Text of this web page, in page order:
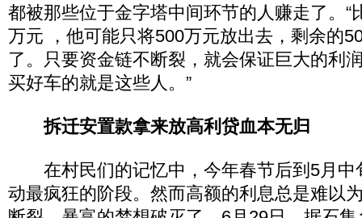
都被那些位于金字塔中间环节的人赚走了。“
万元 ，他可能只将500万元放出去，剩余的
了。只要资金链不断裂，就会保证巨大的利
买好车的就是这些人。”
拆迁安置款拿来放高利贷血本无归
在村民们的记忆中，今年春节后到5月中
动最疯狂的阶段。然而高额的利息总是难以